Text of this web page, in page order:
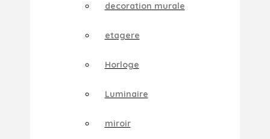
decoration murale
etagere
Horloge
Luminaire
miroir